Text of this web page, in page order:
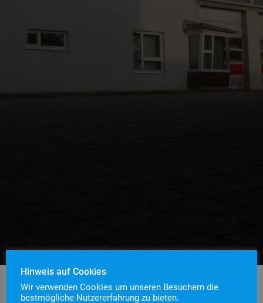
Hinweis auf Cookies
Wir verwenden Cookies um unseren Besuchern die
bestmögliche Nutzererfahrung zu bieten.